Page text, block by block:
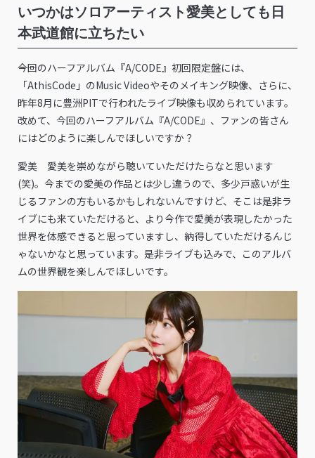
いつかはソロアーティスト愛美としても日
本武道館に立ちたい
――今回のハーフアルバム『A/CODE』初回限定盤には、
「AthisCode」のMusic Videoやそのメイキング映像、さらに、
昨年8月に豊洲PITで行われたライブ映像も収められています。
改めて、今回のハーフアルバム『A/CODE』、ファンの皆さん
にはどのように楽しんでほしいですか？
愛美 愛美を崇めながら聴いていただけたらなと思います
(笑)。今までの愛美の作品とは少し違うので、多少戸惑いが生
じるファンの方もいるかもしれないんですけど、そこは是非ラ
イブにも来ていただけると、より今作で愛美が表現したかった
世界を体感できると思っていますし、納得していただけるんじ
ゃないかなと思っています。是非ライブも込みで、このアルバ
ムの世界観を楽しんでほしいです。